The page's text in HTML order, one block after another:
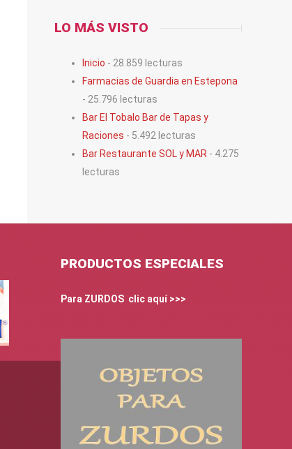
LO MÁS VISTO
Inicio - 28.859 lecturas
Farmacias de Guardia en Estepona
- 25.796 lecturas
Bar El Tobalo Bar de Tapas y
Raciones - 5.492 lecturas
Bar Restaurante SOL y MAR - 4.275
lecturas
PRODUCTOS ESPECIALES
Para ZURDOS clic aquí >>>